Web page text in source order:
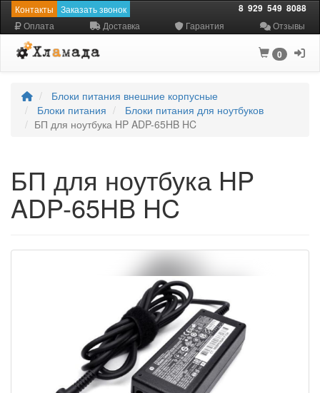
Контакты Заказать звонок 8 929 549 8088
Оплата Доставка Гарантия Отзывы
0
Блоки питания внешние корпусные
Блоки питания
Блоки питания для ноутбуков
БП для ноутбука HP ADP-65HB HC
БП для ноутбука HP
ADP-65HB HC